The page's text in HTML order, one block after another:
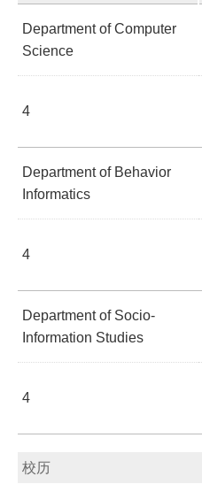
Department of Computer
Science
4
Department of Behavior
Informatics
4
Department of Socio-
Information Studies
4
校历